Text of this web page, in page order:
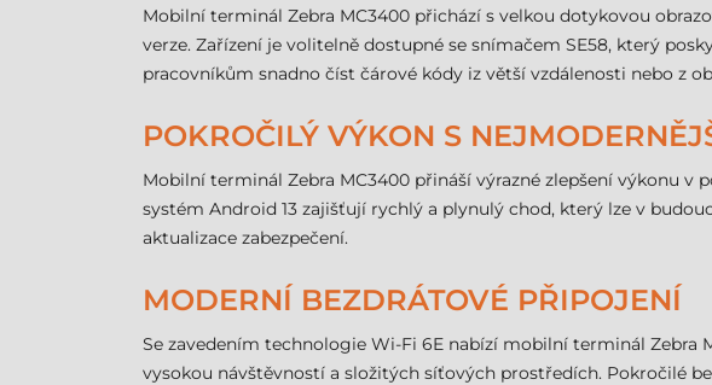
Mobilní terminál Zebra MC3400 přichází s velkou dotykovou
verze. Zařízení je volitelně dostupné se snímačem SE58, který
pracovníkům snadno číst čárové kódy iz větší vzdálenosti nebo z
POKROČILÝ VÝKON S
Mobilní terminál Zebra MC3400 přináší výrazné zlepšení výkonu
systém Android 13 zajišťují rychlý a plynulý chod, který lze v
aktualizace zabezpečení.
MODERNÍ BEZDRÁTOVÉ PŘIPOJENÍ
Se zavedením technologie Wi-Fi 6E nabízí mobilní terminál Zebra
vysokou návštěvností a složitých síťových prostředích. Pokročilé